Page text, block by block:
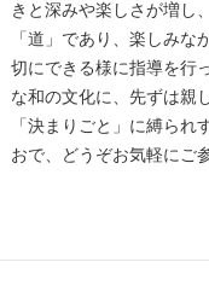
きと深みや楽しさが増し
「道」であり、楽しみ
切にできる様に指導を行
な和の文化に、先ずは親
「決まりごと」に縛ら
おで、どうぞお気軽にご